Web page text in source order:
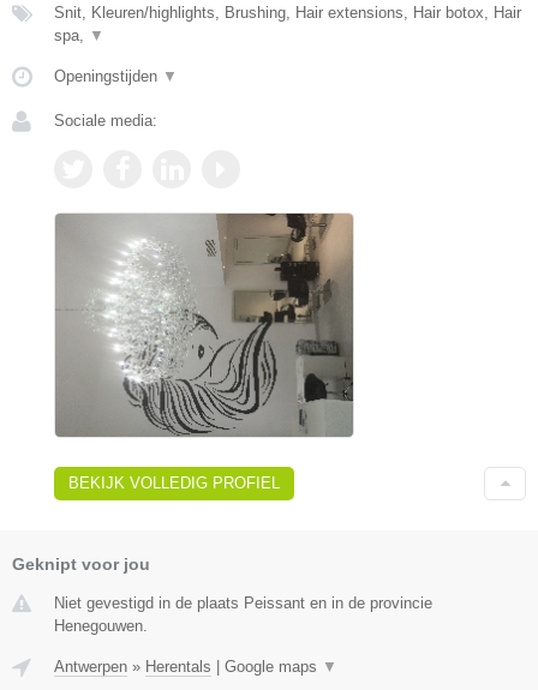
Snit, Kleuren/highlights, Brushing, Hair extensions, Hair botox, Hair
spa, ▼
Openingstijden ▼
Sociale media:
BEKIJK VOLLEDIG PROFIEL
Geknipt voor jou
Niet gevestigd in de plaats Peissant en in de provincie
Henegouwen.
Antwerpen » Herentals | Google maps ▼